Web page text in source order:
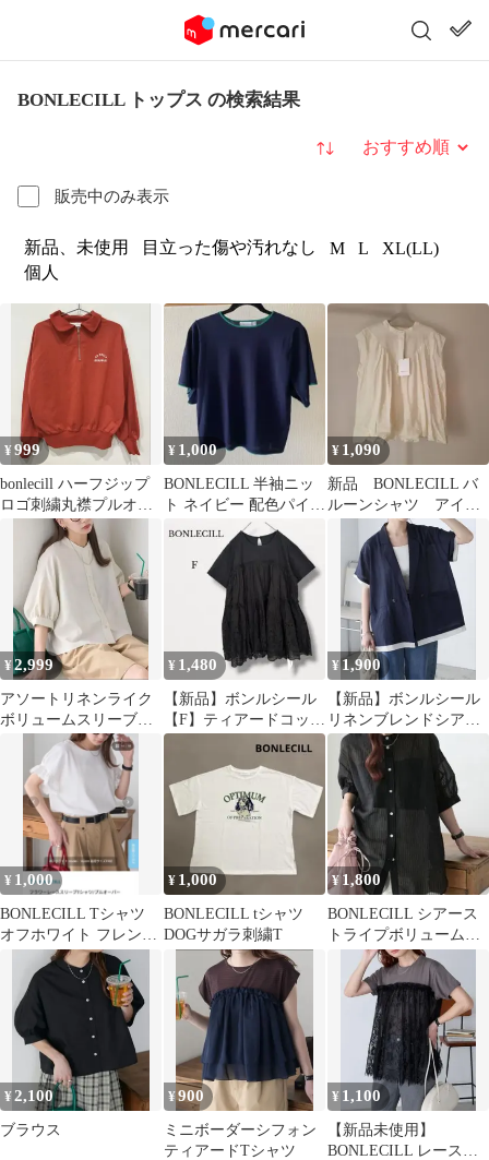
BONLECILL トップス の検索結果
販売中のみ表示
並び替え
新品、未使用 目立った傷や汚れなし M L
XL(LL)
個人
¥999
bonlecill ハーフジップ
ロゴ刺繍丸襟プルオー
バー レディース トッ
¥ 1,000
BONLECILL 半袖ニッ
ト ネイビー 配色パイピ
¥ 1,090
新品 BONLECILL バ
ルーンシャツ アイボ
リー Free
¥2,999
アソートリネンライク
ボリュームスリーブバ
ンドカラー半袖シャツ
¥ 1,480
【新品】ボンルシール
【F】ティアードコット
ンレースドッキングT
シャツ ブラック
¥1,900
【新品】ボンルシール
リネンブレンドシアー
レイヤードジャケット
¥ 1,000
BONLECILL Tシャツ
オフホワイト フレンチ
スリーブ 白Tシャツ
¥ 1,000
BONLECILL tシャツ
DOGサガラ刺繍T
¥1,800
BONLECILL シアース
トライプボリュームス
リーブバンドカラー半
袖シャツ
¥2,100
ブラウス
¥900
ミニボーダーシフォン
ティアードTシャツ
¥ 1,100
【新品未使用】
BONLECILL レース切